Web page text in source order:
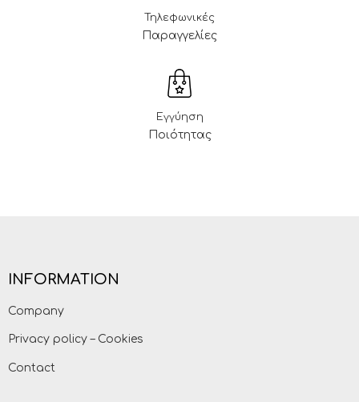
Τηλεφωνικές
Παραγγελίες
Εγγύηση
Ποιότητας
INFORMATION
Company
Privacy policy – Cookies
Contact